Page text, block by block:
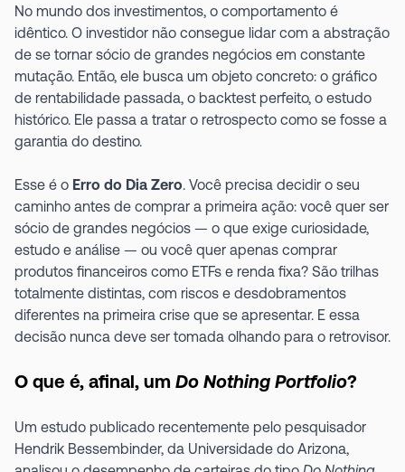
No mundo dos investimentos, o comportamento é
idêntico. O investidor não consegue lidar com a abstração
de se tornar sócio de grandes negócios em constante
mutação. Então, ele busca um objeto concreto: o gráfico
de rentabilidade passada, o backtest perfeito, o estudo
histórico. Ele passa a tratar o retrospecto como se fosse a
garantia do destino.
Esse é o Erro do Dia Zero. Você precisa decidir o seu
caminho antes de comprar a primeira ação: você quer ser
sócio de grandes negócios — o que exige curiosidade,
estudo e análise — ou você quer apenas comprar
produtos financeiros como ETFs e renda fixa? São trilhas
totalmente distintas, com riscos e desdobramentos
diferentes na primeira crise que se apresentar. E essa
decisão nunca deve ser tomada olhando para o retrovisor.
O que é, afinal, um Do Nothing Portfolio?
Um estudo publicado recentemente pelo pesquisador
Hendrik Bessembinder, da Universidade do Arizona,